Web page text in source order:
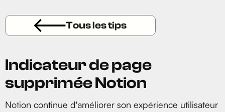
Tous les tips
Indicateur de page
supprimée Notion
Notion continue d'améliorer son expérience utilisateur